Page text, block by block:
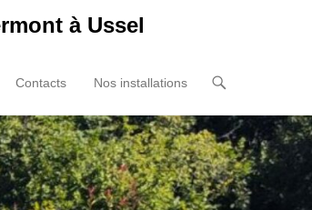
à Ussel
Contacts Nos installations